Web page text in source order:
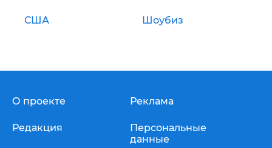
США Шоубиз
О проекте
Редакция
Реклама
Персональные
данные